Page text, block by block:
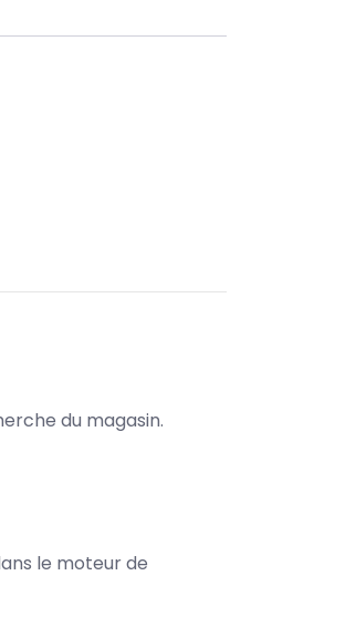
du magasin.
le moteur de